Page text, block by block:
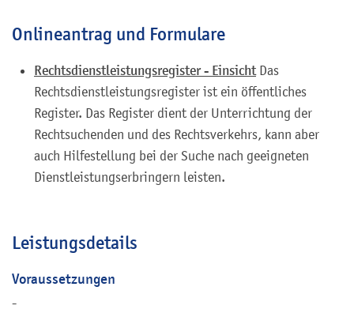
Onlineantrag und Formulare
Rechtsdienstleistungsregister - Einsicht Das
Rechtsdienstleistungsregister ist ein öffentliches
Register. Das Register dient der Unterrichtung der
Rechtsuchenden und des Rechtsverkehrs, kann aber
auch Hilfestellung bei der Suche nach geeigneten
Dienstleistungserbringern leisten.
Leistungsdetails
Voraussetzungen
-